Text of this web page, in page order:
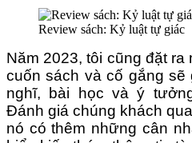
Review sách: Kỷ luật tự giác
Năm 2023, tôi cũng đặt ra
cuốn sách và cố gắng
nghĩ, bài học và ý
Đánh giá chúng khách
nó có thêm những cân